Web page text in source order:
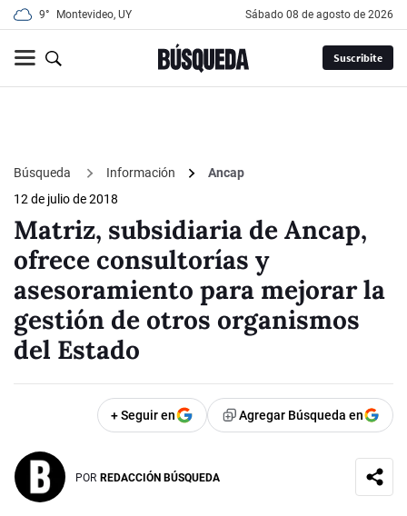
9° Montevideo, UY sábado 08 de agosto de 2026
Suscribite
Búsqueda Información
Ancap
12 de julio de 2018
Matriz, subsidiaria de Ancap,
ofrece consultorías y
asesoramiento para mejorar la
gestión de otros organismos
del Estado
+ Seguir en Agregar Búsqueda en
POR REDACCIÓN BÚSQUEDA